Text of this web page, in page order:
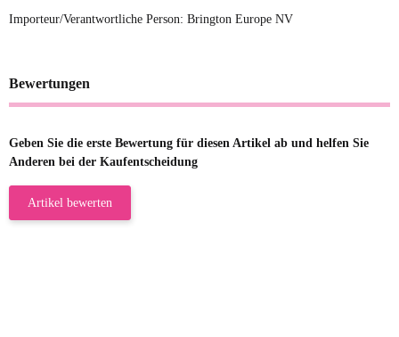
Importeur/Verantwortliche Person: Brington Europe NV
Bewertungen
Geben Sie die erste Bewertung für diesen Artikel ab und helfen Sie
Anderen bei der Kaufentscheidung
Artikel bewerten